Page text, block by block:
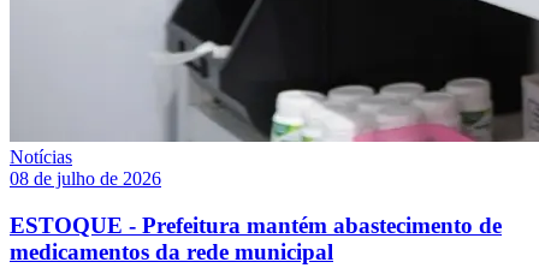
Notícias
08 de julho de 2026
ESTOQUE - Prefeitura mantém abastecimento de
medicamentos da rede municipal